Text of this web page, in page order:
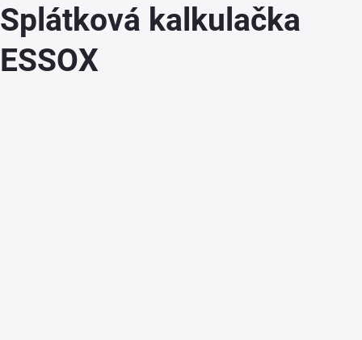
Splátková kalkulačka
ESSOX